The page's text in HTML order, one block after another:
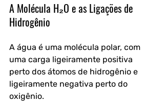
A Molécula H₂O e as Ligações de
Hidrogênio
A água é uma molécula polar, com
uma carga ligeiramente positiva
perto dos átomos de hidrogênio e
ligeiramente negativa perto do
oxigênio.